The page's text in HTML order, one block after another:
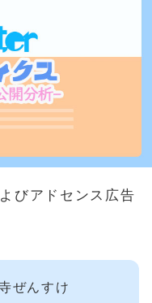
びアドセンス広告
ぜんすけ